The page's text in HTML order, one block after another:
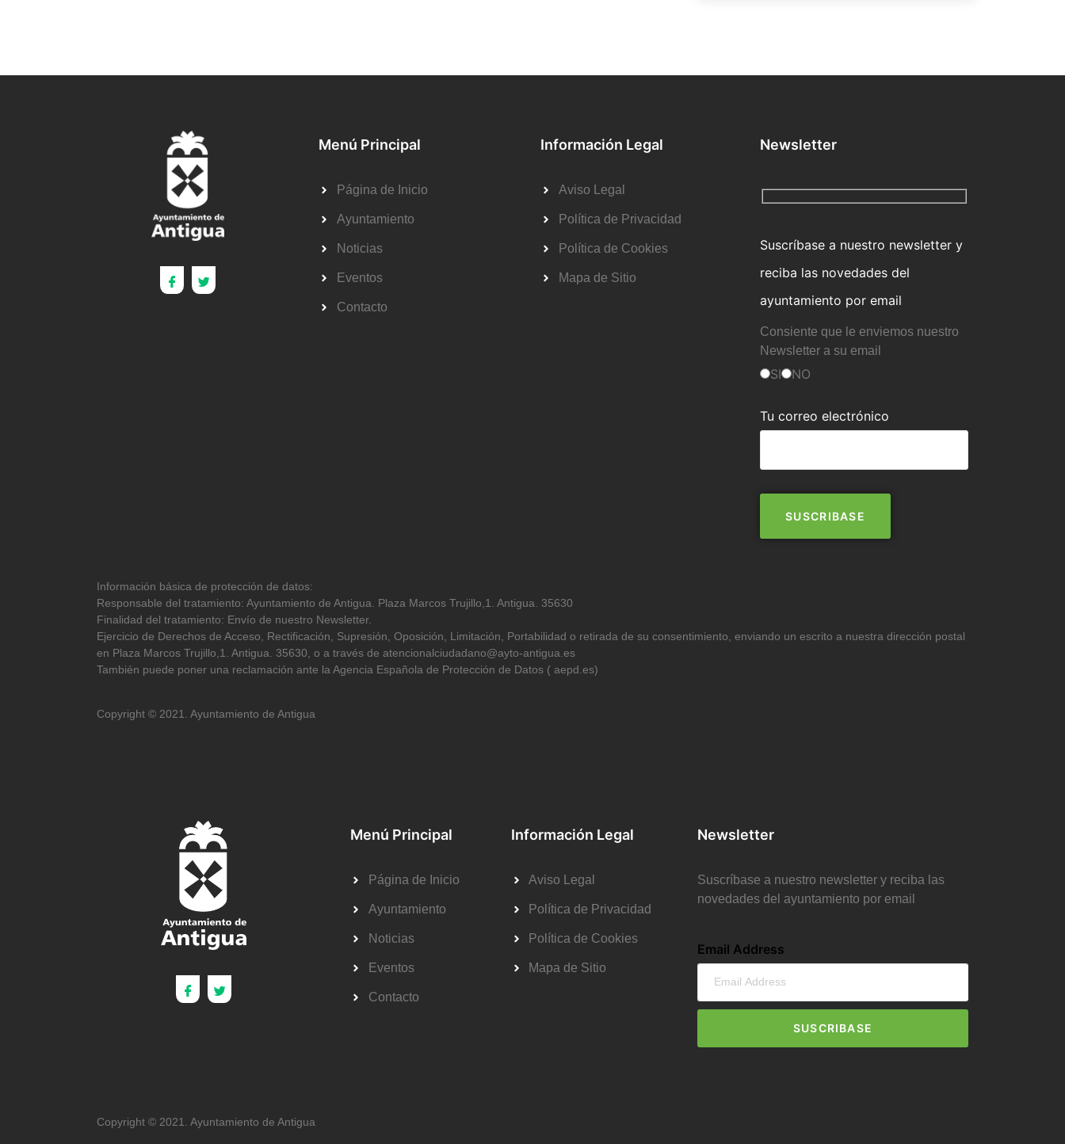
Menú Principal
Página de Inicio
Ayuntamiento
Noticias
Eventos
Contacto
Información Legal
Aviso Legal
Política de Privacidad
Política de Cookies
Mapa de Sitio
Newsletter
Suscríbase a nuestro newsletter y
reciba las novedades del
ayuntamiento por email
Consiente que le enviemos nuestro
Newsletter a su email
SI NO
Tu correo electrónico
Información básica de protección de datos:
Responsable del tratamiento: Ayuntamiento de Antigua. Plaza Marcos Trujillo,1. Antigua. 35630
Finalidad del tratamiento: Envío de nuestro Newsletter.
Ejercicio de Derechos de Acceso, Rectificación, Supresión, Oposición, Limitación, Portabilidad o retirada de su consentimiento, enviando un escrito a nuestra dirección postal
en Plaza Marcos Trujillo,1. Antigua. 35630, o a través de atencionalciudadano@ayto-antigua.es
También puede poner una reclamación ante la Agencia Española de Protección de Datos ( aepd.es)
Copyright © 2021. Ayuntamiento de Antigua
Menú Principal
Página de Inicio
Ayuntamiento
Noticias
Eventos
Contacto
Información Legal
Aviso Legal
Política de Privacidad
Política de Cookies
Mapa de Sitio
Newsletter
Suscríbase a nuestro newsletter y reciba las
novedades del ayuntamiento por email
Email Address
SUSCRIBASE
Copyright © 2021. Ayuntamiento de Antigua